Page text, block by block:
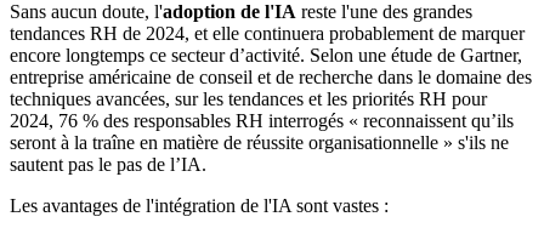
Sans aucun doute, l'adoption de l'IA reste l'une des grandes
tendances RH de 2024, et elle continuera probablement de marquer
encore longtemps ce secteur d’activité. Selon une étude de Gartner,
entreprise américaine de conseil et de recherche dans le domaine des
techniques avancées, sur les tendances et les priorités RH pour
2024, 76 % des responsables RH interrogés « reconnaissent qu’ils
seront à la traîne en matière de réussite organisationnelle » s'ils ne
sautent pas le pas de l’IA.
Les avantages de l'intégration de l'IA sont vastes :